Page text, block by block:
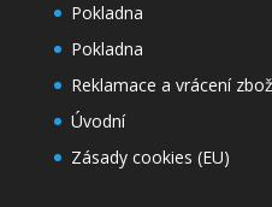
Pokladna
Pokladna
Reklamace a vrácení
Úvodní
Zásady cookies (EU)